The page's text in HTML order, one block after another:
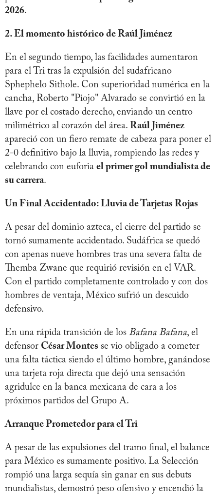
2026.
2. El momento histórico de Raúl Jiménez
En el segundo tiempo, las facilidades aumentaron
para el Tri tras la expulsión del sudafricano
Sphephelo Sithole. Con superioridad numérica en la
cancha, Roberto "Piojo" Alvarado se convirtió en la
llave por el costado derecho, enviando un centro
milimétrico al corazón del área. Raúl Jiménez
apareció con un fiero remate de cabeza para poner el
2-0 definitivo bajo la lluvia, rompiendo las redes y
celebrando con euforia el primer gol mundialista de
su carrera.
Un Final Accidentado: Lluvia de Tarjetas Rojas
A pesar del dominio azteca, el cierre del partido se
tornó sumamente accidentado. Sudáfrica se quedó
con apenas nueve hombres tras una severa falta de
Themba Zwane que requirió revisión en el VAR.
Con el partido completamente controlado y con dos
hombres de ventaja, México sufrió un descuido
defensivo.
En una rápida transición de los Bafana Bafana, el
defensor César Montes se vio obligado a cometer
una falta táctica siendo el último hombre, ganándose
una tarjeta roja directa que dejó una sensación
agridulce en la banca mexicana de cara a los
próximos partidos del Grupo A.
Arranque Prometedor para el Tri
A pesar de las expulsiones del tramo final, el balance
para México es sumamente positivo. La Selección
rompió una larga sequía sin ganar en sus debuts
mundialistas, demostró peso ofensivo y encendió la